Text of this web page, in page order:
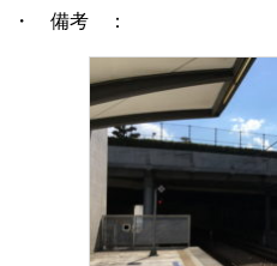
・ 備考 ：